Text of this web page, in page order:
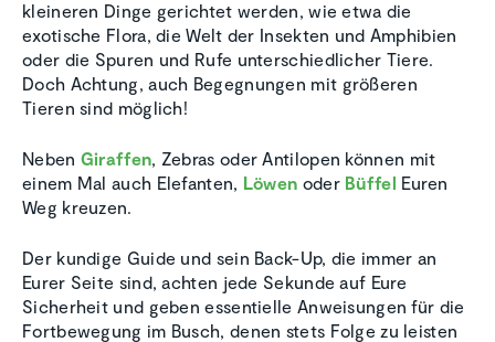
kleineren Dinge gerichtet werden, wie etwa die
exotische Flora, die Welt der Insekten und Amphibien
oder die Spuren und Rufe unterschiedlicher Tiere.
Doch Achtung, auch Begegnungen mit größeren
Tieren sind möglich!
Neben Giraffen, Zebras oder Antilopen können mit
einem Mal auch Elefanten, Löwen oder Büffel Euren
Weg kreuzen.
Der kundige Guide und sein Back-Up, die immer an
Eurer Seite sind, achten jede Sekunde auf Eure
Sicherheit und geben essentielle Anweisungen für die
Fortbewegung im Busch, denen stets Folge zu leisten